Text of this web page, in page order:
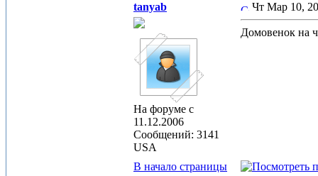
tanyab
На форуме с
11.12.2006
Сообщений: 3141
USA
Чт Мар 10,
Домовенок на
В начало страницы